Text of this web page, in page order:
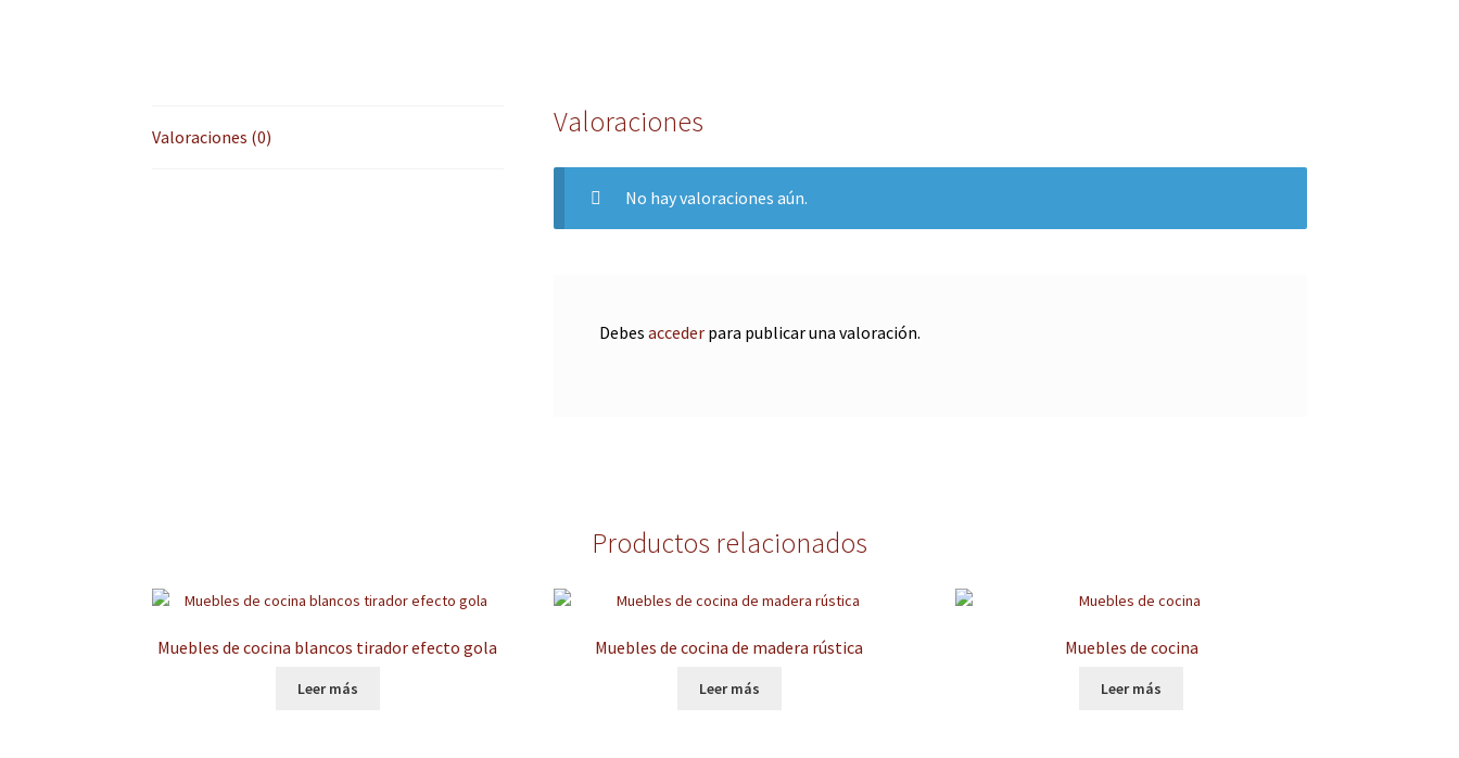
Valoraciones (0) Valoraciones
No hay valoraciones aún.
Debes accederpara publicar una valoración.
Productos relacionados
Muebles de cocina blancos tirador efecto gola
Leer más
Muebles de cocina de madera rústica
Leer más
Muebles de cocina
Leer más